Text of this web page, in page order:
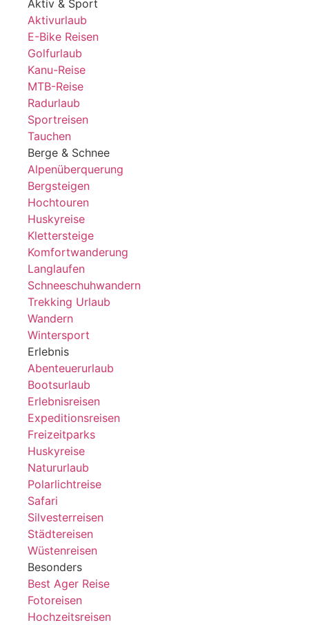
Aktiv & Sport
Aktivurlaub
E-Bike Reisen
Golfurlaub
Kanu-Reise
MTB-Reise
Radurlaub
Sportreisen
Tauchen
Berge & Schnee
Alpenüberquerung
Bergsteigen
Hochtouren
Huskyreise
Klettersteige
Komfortwanderung
Langlaufen
Schneeschuhwandern
Trekking Urlaub
Wandern
Wintersport
Erlebnis
Abenteuerurlaub
Bootsurlaub
Erlebnisreisen
Expeditionsreisen
Freizeitparks
Huskyreise
Natururlaub
Polarlichtreise
Safari
Silvesterreisen
Städtereisen
Wüstenreisen
Besonders
Best Ager Reise
Fotoreisen
Hochzeitsreisen